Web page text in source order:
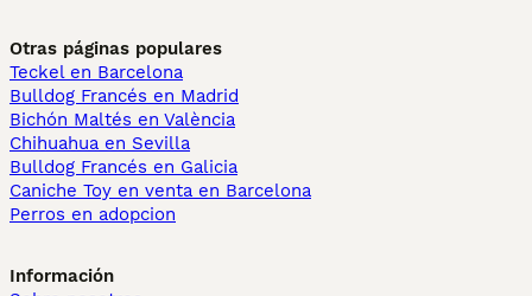
Otras páginas populares
Teckel en Barcelona
Bulldog Francés en Madrid
Bichón Maltés en València
Chihuahua en Sevilla
Bulldog Francés en Galicia
Caniche Toy en venta en Barcelona
Perros en adopcion
Información